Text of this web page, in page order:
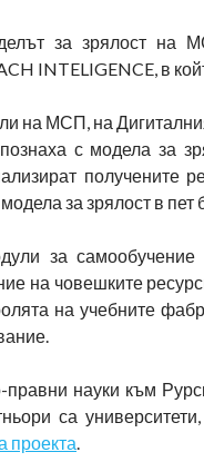
за зрялост на
INTELIGENCE, в
на МСП, на
с модела за
получените
за зрялост в
за
на човешките
на учебните
науки към
са
проекта